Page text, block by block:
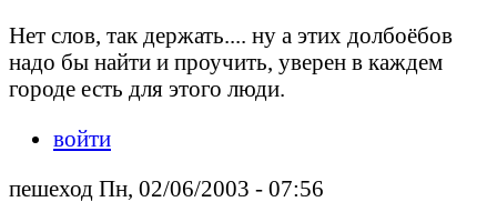
Нет слов, так держать.... ну а этих долбоёбов
надо бы найти и проучить, уверен в каждем
городе есть для этого люди.
войти
пешеход Пн, 02/06/2003 - 07:56